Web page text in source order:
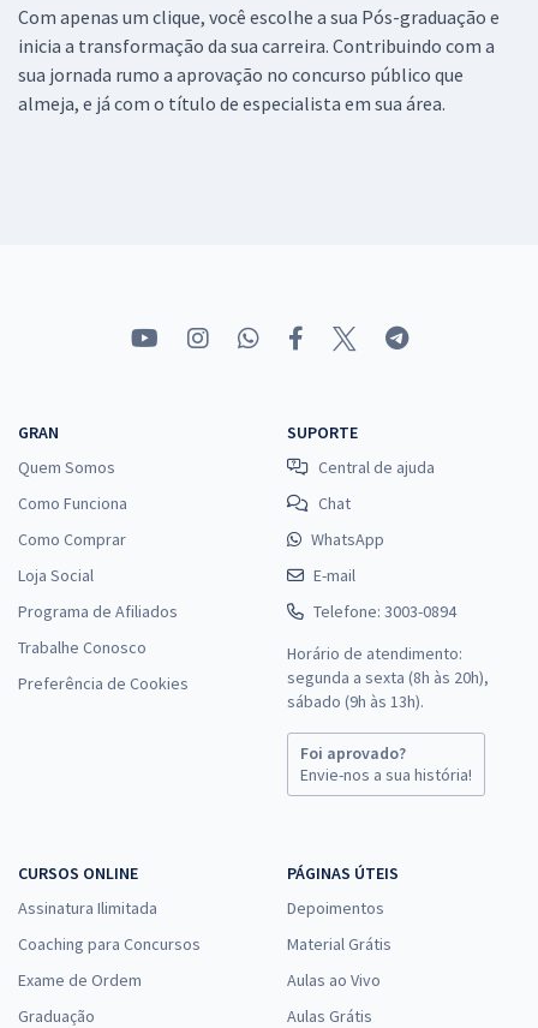
Com apenas um clique, você escolhe a sua Pós-graduação e
inicia a transformação da sua carreira. Contribuindo com a
sua jornada rumo a aprovação no concurso público que
almeja, e já com o título de especialista em sua área.
GRAN
Quem Somos
Como Funciona
Como Comprar
Loja Social
Programa de Afiliados
Trabalhe Conosco
Preferência de Cookies
SUPORTE
Central de ajuda
Chat
WhatsApp
E-mail
Telefone: 3003-0894
Horário de atendimento:
segunda a sexta (8h às 20h),
sábado (9h às 13h).
Foi aprovado?
Envie-nos a sua história!
CURSOS ONLINE
Assinatura Ilimitada
Coaching para Concursos
Exame de Ordem
Graduação
PÁGINAS ÚTEIS
Depoimentos
Material Grátis
Aulas ao Vivo
Aulas Grátis